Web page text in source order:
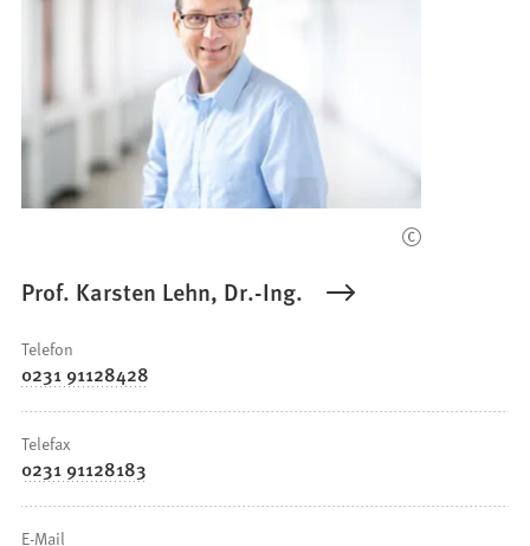
Prof. Karsten Lehn, Dr.-Ing.
Telefon
0231 91128428
Telefax
0231 91128183
E-Mail